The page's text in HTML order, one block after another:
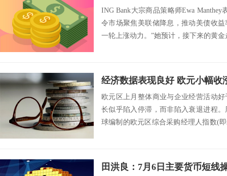
ING Bank大宗商品策略师Ewa
令市场聚焦美联储降息，推动美债收
一轮上涨动力。”她预计，接下来的黄
经济数据表现良好 欧元小幅收
欧元区上月整体商业与企业经营活动
长似乎陷入停滞，而非陷入衰退进程
球编制的欧元区综合采购经理人指数(
田洪良：7月6日主要货币